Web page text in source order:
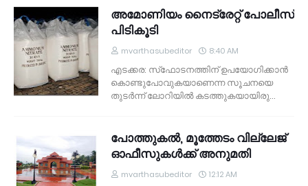
അമോണിയം നൈട്രേറ്റ് പോലീസ്
പിടികൂടി
mvarthasubeditor 8:40 AM
എടക്കര: സ്‌ഫോടനത്തിന് ഉപയോഗിക്കാന്‍
കൊണ്ടുപോവുകയാണെന്ന സൂചനയെ
തുടര്‍ന്ന് ലോറിയില്‍ കടത്തുകയായിരു…
പോത്തുകല്‍, മൂത്തേടം വില്ലേജ്
ഓഫീസുകള്‍ക്ക് അനുമതി
mvarthasubeditor 12:12 AM